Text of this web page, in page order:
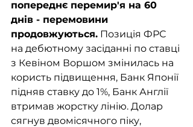
попереднє перемир'я на 60
днів - перемовини
продовжуються. Позиція ФРС
на дебютному засіданні по ставці
з Кевіном Воршом змінилась на
користь підвищення, Банк Японії
підняв ставку до 1%, Банк Англії
втримав жорстку лінію. Долар
сягнув двомісячного піку,